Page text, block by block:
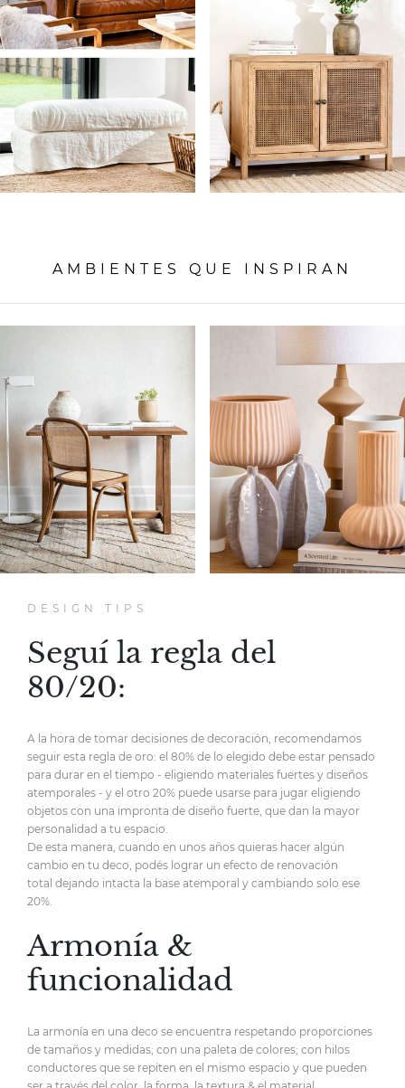
AMBIENTES QUE INSPIRAN
DESIGN TIPS
Seguí la regla del
80/20:
A la hora de tomar decisiones de decoración, recomendamos
seguir esta regla de oro: el 80% de lo elegido debe estar pensado
para durar en el tiempo - eligiendo materiales fuertes y diseños
atemporales - y el otro 20% puede usarse para jugar eligiendo
objetos con una impronta de diseño fuerte, que dan la mayor
personalidad a tu espacio.
De esta manera, cuando en unos años quieras hacer algún
cambio en tu deco, podés lograr un efecto de renovación
total dejando intacta la base atemporal y cambiando solo ese
20%.
Armonía &
funcionalidad
La armonía en una deco se encuentra respetando proporciones
de tamaños y medidas; con una paleta de colores; con hilos
conductores que se repiten en el mismo espacio y que pueden